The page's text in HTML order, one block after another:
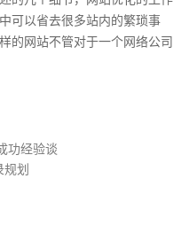
可以省去很多站内的繁琐事
的网站不管对于一个网络公司
功经验谈
划